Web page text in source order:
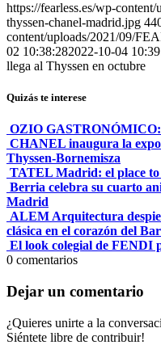
https://fearless.es/wp-
thyssen-chanel-madrid.jpg
content/uploads/2021/09/
02 10:38:282022-10-04
llega al Thyssen en octubre
Quizás te interese
OZIO
CHANEL inaugura la
Thyssen-Bornemisza
TATEL Madrid: el place to
Berria celebra su cuarto
Madrid
ALEM Arquitectura
clásica en el corazón del
El look colegial de FENDI
0 comentarios
Dejar un comentario
¿Quieres unirte a la
Siéntete libre de contribuir!